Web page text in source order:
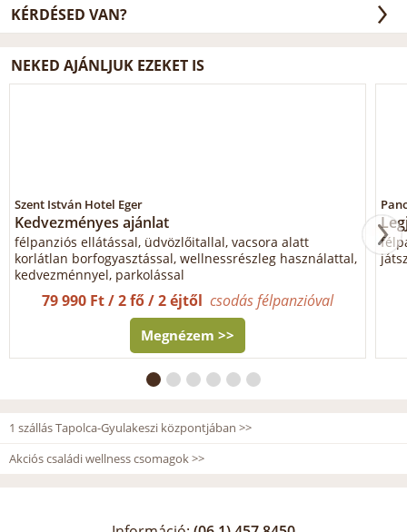
KÉRDÉSED VAN?
NEKED AJÁNLJUK EZEKET IS
Szent István Hotel Eger
Kedvezményes ajánlat
félpanziós ellátással, üdvözlőitallal, vacsora alatt
korlátlan borfogyasztással, wellnessrészleg használattal,
kedvezménnyel, parkolással
79 990 Ft / 2 fő / 2 éjtőlcsodás félpanzióval
Megnézem >>
1 szállás Tapolca-Gyulakeszi központjában >>
Akciós családi wellness csomagok >>